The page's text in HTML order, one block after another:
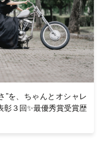
った！」と思える一枚に
事例をご覧ください。
”を、ちゃんとオシャレ
彰３回✨最優秀賞受賞歴